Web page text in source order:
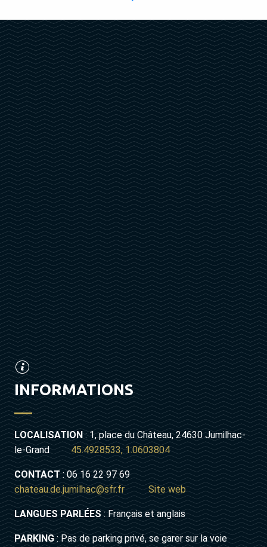
INFORMATIONS
LOCALISATION: 1, place du Château, 24630 Jumilhac-
le-Grand45.4928533, 1.0603804
CONTACT: 06 16 22 97 69
chateau.de.jumilhac@sfr.fr
Site web
LANGUES PARLÉES: Français et anglais
PARKING: Pas de parking privé, se garer sur la voie